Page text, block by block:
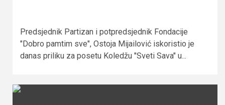
Predsjednik Partizan i potpredsjednik Fondacije
"Dobro pamtim sve", Ostoja Mijailović iskoristio je
danas priliku za posetu Koledžu "Sveti Sava" u...